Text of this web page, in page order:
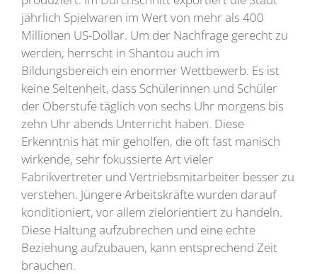
jährlich Spielwaren im Wert von mehr als 400
Millionen US-Dollar. Um der Nachfrage gerecht zu
werden, herrscht in Shantou auch im
Bildungsbereich ein enormer Wettbewerb. Es ist
keine Seltenheit, dass Schülerinnen und Schüler
der Oberstufe täglich von sechs Uhr morgens bis
zehn Uhr abends Unterricht haben. Diese
Erkenntnis hat mir geholfen, die oft fast manisch
wirkende, sehr fokussierte Art vieler
Fabrikvertreter und Vertriebsmitarbeiter besser zu
verstehen. Jüngere Arbeitskräfte wurden darauf
konditioniert, vor allem zielorientiert zu handeln.
Diese Haltung aufzubrechen und eine echte
Beziehung aufzubauen, kann entsprechend Zeit
brauchen.